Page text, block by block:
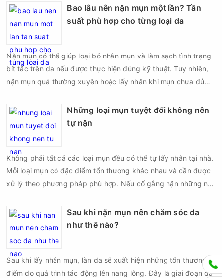
Bao lâu nên nặn mụn một lần? Tần
suất phù hợp cho từng loại da
Nặn mụn có thể giúp loại bỏ nhân mụn và làm sạch tình trạng
bít tắc trên da nếu được thực hiện đúng kỹ thuật. Tuy nhiên,
nặn mụn quá thường xuyên hoặc lấy nhân khi mụn chưa đủ
thâm sẹo. Vì vậy, bao lâu nên nặn mụn một lần là vấn đề được
nhiều người quan tâm khi xây dựng routine chăm sóc da. Tần
phục hồi của da.
Những loại mụn tuyệt đối không nên
tự nặn
Không phải tất cả các loại mụn đều có thể tự lấy nhân tại nhà.
Mỗi loại mụn có đặc điểm tổn thương khác nhau và cần được
xử lý theo phương pháp phù hợp. Nếu cố gắng nặn những nốt
nên nghiêm trọng hơn, làm tăng nguy cơ nhiễm trùng, để lại
thâm hoặc sẹo khó phục hồi.
Sau khi nặn mụn nên chăm sóc da
như thế nào?
Sau khi lấy nhân mụn, làn da sẽ xuất hiện những tổn thương vi
điểm do quá trình tác động lên nang lông. Đây là giai đoạn da